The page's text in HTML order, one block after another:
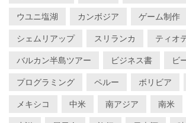
ウユニ塩湖 カンボジア ゲーム制作
シェムリアップ スリランカ ティオ
バルカン半島ツアー ビジネス書 ビ
プログラミング ペルー ボリビア
メキシコ 中米 南アジア 南米